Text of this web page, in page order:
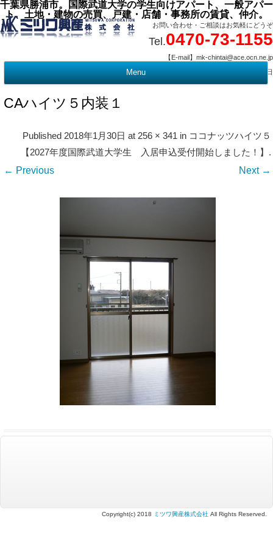
千葉県勝浦市。国際武道大学の学生向けアパート、一般アパー
ト、土地・建物の売買、戸建・店舗・事務所の賃貸、仲介。
お問い合わせ・ご相談はお気軽にどうぞ
Tel.0470-73-1155
【E-mail】mk-chintai@ace.ocn.ne.jp
【営業時間】09:00 ～ 17:15 【定 休 日】水曜・祭日
Menu
CAハイツ５内装１
Published2018年1月30日 at256 × 341 in ココナッツハイツ５
【2027年度国際武道大学生 入居申込受付開始しました！】 .
← Previous Next →
Copyright(c) 2018 ミツワ興産株式会社 All Rights Reserved.